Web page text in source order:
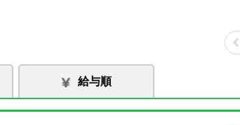
給与順